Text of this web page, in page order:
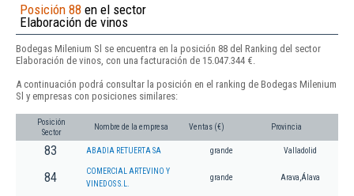
Posición 88 en el sector
Elaboración de vinos
Bodegas Milenium Sl se encuentra en la posición 88 del Ranking del sector
Elaboración de vinos, con una facturación de 15.047.344 €.
A continuación podrá consultar la posición en el ranking de Bodegas Milenium
Sl y empresas con posiciones similares:
Posición
Sector
Nombre de la empresa Ventas (€) Provincia
83 ABADIA RETUERTA SA grande Valladolid
84
COMERCIAL ARTEVINO Y
VINEDOS S.L.
grande Arava,Álava